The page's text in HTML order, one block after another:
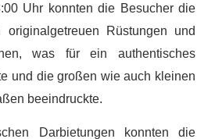
Uhr konnten die Besucher die
originalgetreuen Rüstungen und
was für ein authentisches
und die großen wie auch kleinen
beeindruckte.
Darbietungen konnten die